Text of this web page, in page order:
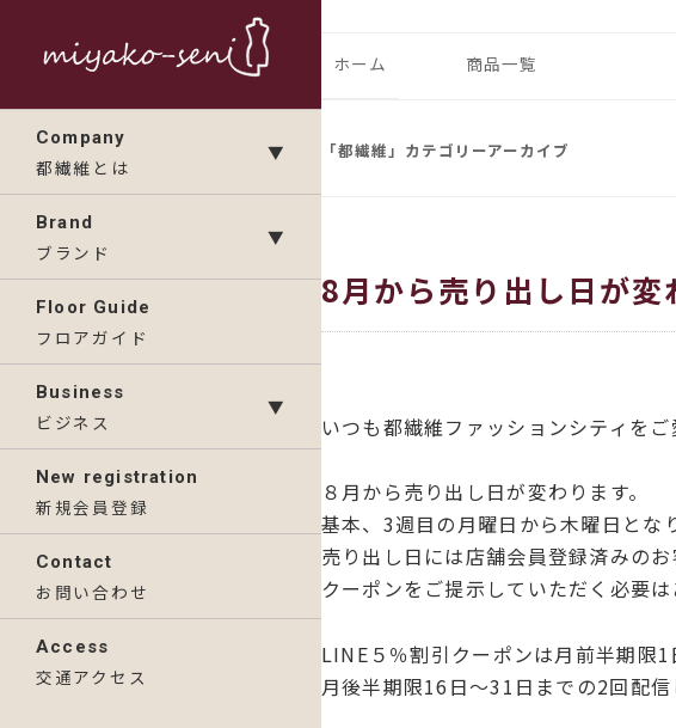
Company
都繊維とは
▼
Brand
ブランド
▼
Floor Guide
フロアガイド
Business
ビジネス
▼
New registration
新規会員登録
Contact
お問い合わせ
Access
交通アクセス
ン
ツ
ッ
フランス、イタリ
ランドの「都繊維」
ホーム 商品一覧
「都繊維」カテゴリーアーカイブ
8月から売り出し日が変
いつも都繊維ファッションシティを
８月から売り出し日が変わります。
基本、3週目の月曜日から木曜日とな
売り出し日には店舗会員登録済みのお
クーポンをご提示していただく必要は
LINE５％割引クーポンは月前半期限1
月後半期限16日～31日までの2回配信